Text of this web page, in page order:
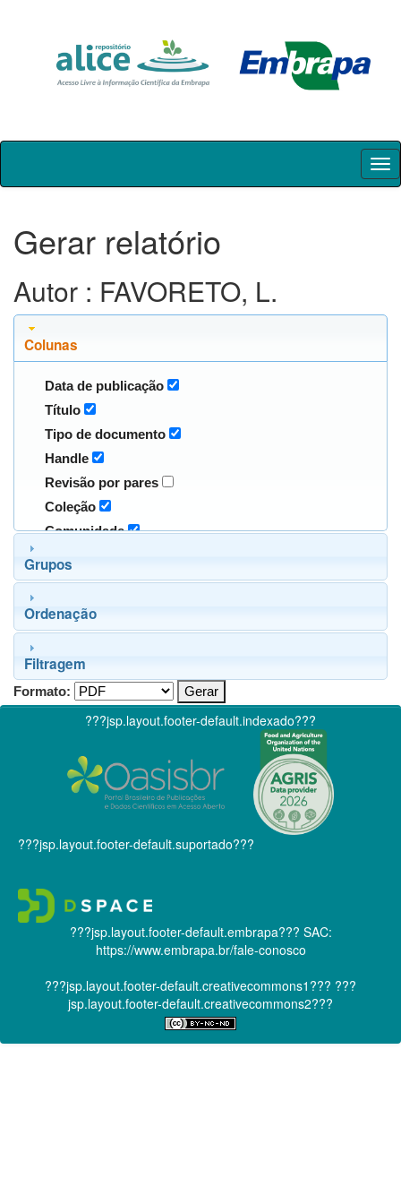
Skip
Gerar relatório
Autor : FAVORETO, L.
Colunas
Data de publicação
Título
Tipo de documento
Handle
Revisão por pares
Coleção
Comunidade
Grupos
Ordenação
Filtragem
Formato:
???jsp.layout.footer-default.indexado???
???jsp.layout.footer-default.suportado???
???jsp.layout.footer-default.embrapa??? SAC:
https://www.embrapa.br/fale-conosco
???jsp.layout.footer-default.creativecommons1??? ???
jsp.layout.footer-default.creativecommons2???